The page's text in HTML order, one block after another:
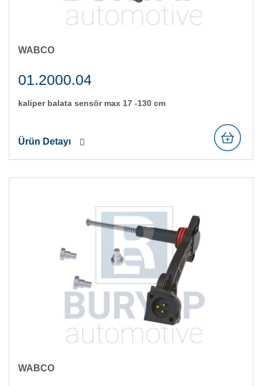
WABCO
01.2000.04
kali̇per balata sensör max 17 -130 cm
Ürün Detayı
WABCO